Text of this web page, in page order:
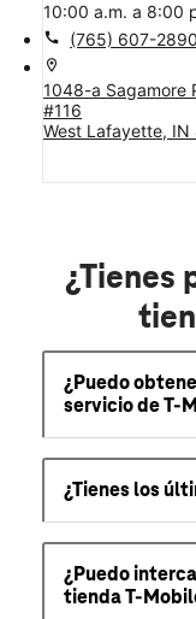
10:00 a.m. a 8:00
call (765) 607-2890
location_on
1048-a Sagamore
#116
West Lafayette, IN
¿Tienes
¿Puedo
servicio de T-
¿Tienes los
¿Puedo
tienda T-